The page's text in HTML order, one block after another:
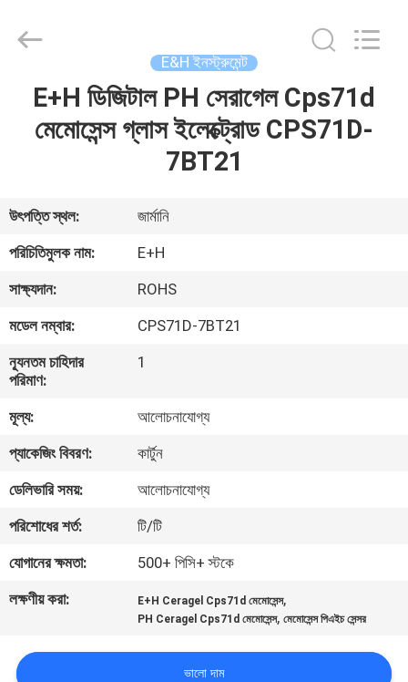
বাড়ি
আমাদের
সম্পর্কে
কারখানা
ভ্রমণ
নিয়ন্ত্রণ
আমাদের
সাথে
যোগাযোগ
করুন
Reserved.
E&H ইনস্ট্রুমেন্ট
E+H ডিজিটাল PH সেরাগেল Cps71d
মেমোসেন্স গ্লাস ইলেক্ট্রোড CPS71D-
7BT21
উৎপত্তি স্থল:
জার্মানি
পরিচিতিমুলক নাম:
E+H
সাক্ষ্যদান:
ROHS
মডেল নম্বার:
CPS71D-7BT21
ন্যূনতম চাহিদার
পরিমাণ:
1
মূল্য:
আলোচনাযোগ্য
প্যাকেজিং বিবরণ:
কার্টুন
ডেলিভারি সময়:
আলোচনাযোগ্য
পরিশোধের শর্ত:
টি/টি
যোগানের ক্ষমতা:
500+ পিসি+ স্টকে
লক্ষণীয় করা:
E+H Ceragel Cps71d মেমোসেন্স,
PH Ceragel Cps71d মেমোসেন্স,মেমোসেন্স পিএইচ সেন্সর
ভালো দাম